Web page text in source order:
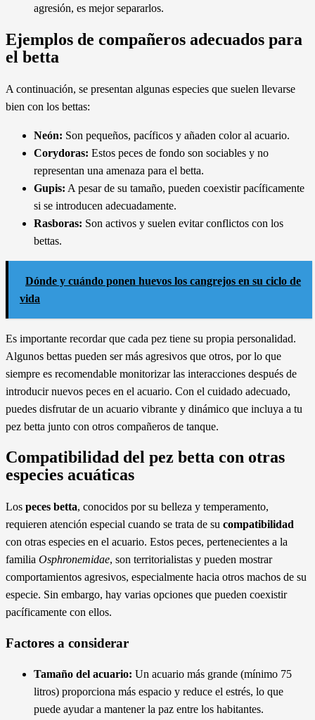
agresión, es mejor separarlos.
Ejemplos de compañeros adecuados para
el betta
A continuación, se presentan algunas especies que suelen llevarse
bien con los bettas:
Neón: Son pequeños, pacíficos y añaden color al acuario.
Corydoras: Estos peces de fondo son sociables y no
representan una amenaza para el betta.
Gupis: A pesar de su tamaño, pueden coexistir pacíficamente
si se introducen adecuadamente.
Rasboras: Son activos y suelen evitar conflictos con los
bettas.
Dónde y cuándo ponen huevos los cangrejos en su ciclo de
vida
Es importante recordar que cada pez tiene su propia personalidad.
Algunos bettas pueden ser más agresivos que otros, por lo que
siempre es recomendable monitorizar las interacciones después de
introducir nuevos peces en el acuario. Con el cuidado adecuado,
puedes disfrutar de un acuario vibrante y dinámico que incluya a tu
pez betta junto con otros compañeros de tanque.
Compatibilidad del pez betta con otras
especies acuáticas
Los peces betta, conocidos por su belleza y temperamento,
requieren atención especial cuando se trata de su compatibilidad
con otras especies en el acuario. Estos peces, pertenecientes a la
familia Osphronemidae, son territorialistas y pueden mostrar
comportamientos agresivos, especialmente hacia otros machos de su
especie. Sin embargo, hay varias opciones que pueden coexistir
pacíficamente con ellos.
Factores a considerar
Tamaño del acuario: Un acuario más grande (mínimo 75
litros) proporciona más espacio y reduce el estrés, lo que
puede ayudar a mantener la paz entre los habitantes.